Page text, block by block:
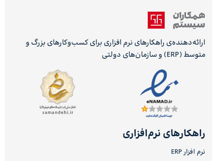
ارائه‌دهنده‌ی راهکارهای نرم افزاری برای کسب‌وکارهای بزرگ و
متوسط (ERP) و سازمان‌های دولتی
راهکارهای نرم‌افزاری
نرم افزار ERP